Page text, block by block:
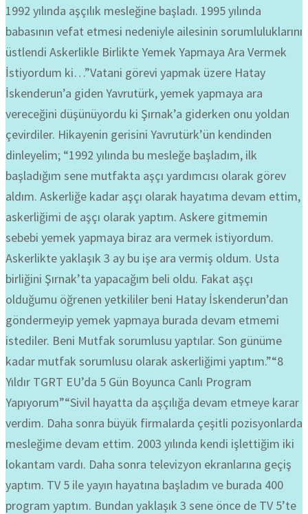
1992 yılında aşçılık mesleğine başladı. 1995 yılında
babasının vefat etmesi nedeniyle ailesinin sorumluluklarını
üstlendi Askerlikle Birlikte Yemek Yapmaya Ara Vermek
İstiyordum ki…”Vatani görevi yapmak üzere Hatay
İskenderun’a giden Yavrutürk, yemek yapmaya ara
vereceğini düşünüyordu ki Şırnak’a giderken onu yoldan
çevirdiler. Hikayenin gerisini Yavrutürk’ün kendinden
dinleyelim; “1992 yılında bu mesleğe başladım, ilk
başladığım sene mutfakta aşçı yardımcısı olarak görev
aldım. Askerliğe kadar aşçı olarak hayatıma devam ettim,
askerliğimi de aşçı olarak yaptım. Askere gitmemin
sebebi yemek yapmaya biraz ara vermek istiyordum.
Askerlikte yaklaşık 3 ay bu işe ara vermiş oldum. Usta
birliğini Şırnak’ta yapacağım beli oldu. Fakat aşçı
olduğumu öğrenen yetkililer beni Hatay İskenderun’dan
göndermeyip yemek yapmaya burada devam etmemi
istediler. Beni Mutfak sorumlusu yaptılar. Son günüme
kadar mutfak sorumlusu olarak askerliğimi yaptım.”“8
Yıldır TGRT EU’da 5 Gün Boyunca Canlı Program
Yapıyorum”“Sivil hayatta da aşçılığa devam etmeye karar
verdim. Daha sonra büyük firmalarda çeşitli pozisyonlarda
mesleğime devam ettim. 2003 yılında kendi işlettiğim iki
lokantam vardı. Daha sonra televizyon ekranlarına geçiş
yaptım. TV 5 ile yayın hayatına başladım ve burada 400
program yaptım. Bundan yaklaşık 3 sene önce de TV 5’te